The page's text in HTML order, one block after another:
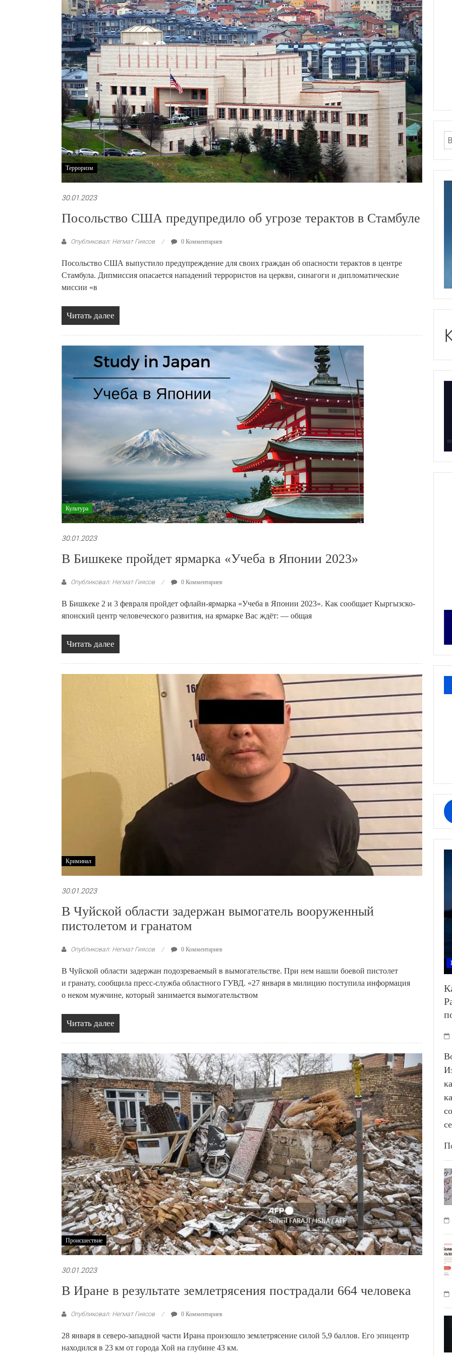
Терроризм
30.01.2023
Посольство США предупредило об угрозе терактов в Стамбуле
Опубликовал: Негмат Гиясов 0 Комментариев
Посольство США выпустило предупреждение для своих граждан об опасности терактов в центре
Стамбула. Дипмиссия опасается нападений террористов на церкви, синагоги и дипломатические
миссии «в
Читать далее
Культура
30.01.2023
В Бишкеке пройдет ярмарка «Учеба в Японии 2023»
Опубликовал: Негмат Гиясов 0 Комментариев
В Бишкеке 2 и 3 февраля пройдет офлайн-ярмарка «Учеба в Японии 2023». Как сообщает Кыргызско-
японский центр человеческого развития, на ярмарке Вас ждёт: — общая
Читать далее
Криминал
30.01.2023
В Чуйской области задержан вымогатель вооруженный
пистолетом и гранатом
Опубликовал: Негмат Гиясов 0 Комментариев
В Чуйской области задержан подозреваемый в вымогательстве. При нем нашли боевой пистолет
и гранату, сообщила пресс-служба областного ГУВД. «27 января в милицию поступила информация
о неком мужчине, который занимается вымогательством
Читать далее
Происшествие
30.01.2023
В Иране в результате землетрясения пострадали 664 человека
Опубликовал: Негмат Гиясов 0 Комментариев
28 января в северо-западной части Ирана произошло землетрясение силой 5,9 баллов. Его эпицентр
находился в 23 км от города Хой на глубине 43 км.